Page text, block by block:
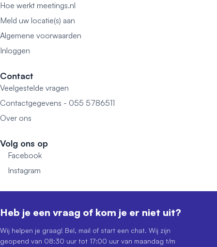
Hoe werkt meetings.nl
Meld uw locatie(s) aan
Algemene voorwaarden
Inloggen
Contact
Veelgestelde vragen
Contactgegevens - 055 5786511
Over ons
Volg ons op
Facebook
Instagram
Heb je een vraag of kom je er niet uit?
Wij helpen je graag! Bel, mail of start een chat. Wij zijn
geopend van 08:30 uur tot 17:00 uur van maandag t/m